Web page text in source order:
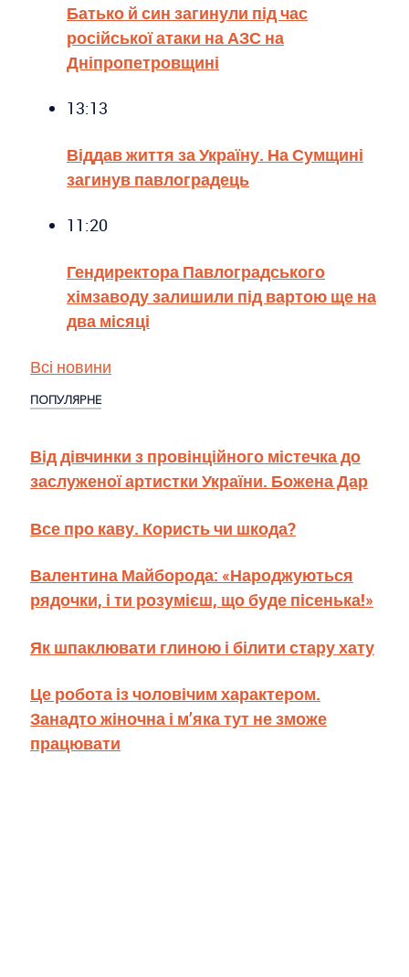
Батько й син загинули під час
російської атаки на АЗС на
Дніпропетровщині
13:13
Віддав життя за Україну. На Сумщині
загинув павлоградець
11:20
Гендиректора Павлоградського
хімзаводу залишили під вартою ще на
два місяці
Всі новини
ПОПУЛЯРНЕ
Від дівчинки з провінційного містечка до
заслуженої артистки України. Божена Дар
Все про каву. Користь чи шкода?
Валентина Майборода: «Народжуються
рядочки, і ти розумієш, що буде пісенька!»
Як шпаклювати глиною і білити стару хату
Це робота із чоловічим характером.
Занадто жіночна і м’яка тут не зможе
працювати